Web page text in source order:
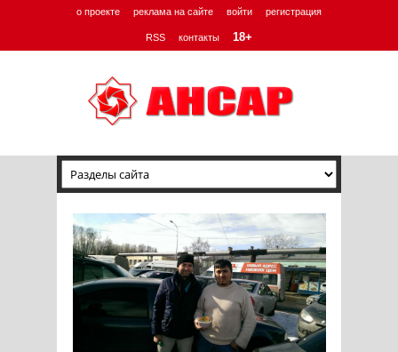
о проекте реклама на сайте войти регистрация
RSS контакты 18+